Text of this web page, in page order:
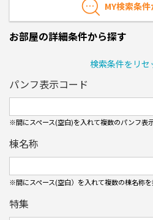
MY検索条
お部屋の詳細条件から探す
検索条件をリセ
パンフ表示コード
※間にスペース(空白)を入れて複数のパンフ表
棟名称
※間にスペース(空白）を入れて複数の棟名称を
特集